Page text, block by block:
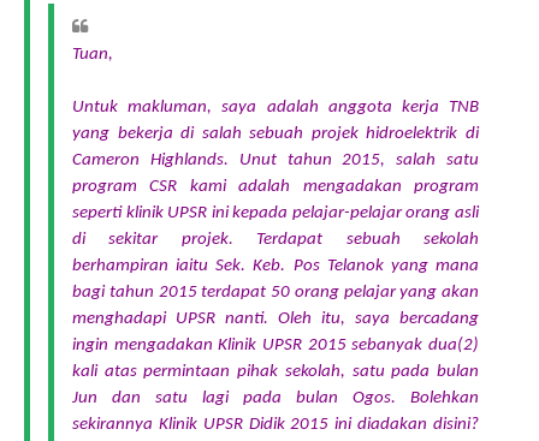
Tuan,
Untuk makluman, saya adalah anggota kerja TNB
yang bekerja di salah sebuah projek hidroelektrik di
Cameron Highlands. Unut tahun 2015, salah satu
program CSR kami adalah mengadakan program
seperti klinik UPSR ini kepada pelajar-pelajar orang asli
di sekitar projek. Terdapat sebuah sekolah
berhampiran iaitu Sek. Keb. Pos Telanok yang mana
bagi tahun 2015 terdapat 50 orang pelajar yang akan
menghadapi UPSR nanti. Oleh itu, saya bercadang
ingin mengadakan Klinik UPSR 2015 sebanyak dua(2)
kali atas permintaan pihak sekolah, satu pada bulan
Jun dan satu lagi pada bulan Ogos. Bolehkan
sekirannya Klinik UPSR Didik 2015 ini diadakan disini?